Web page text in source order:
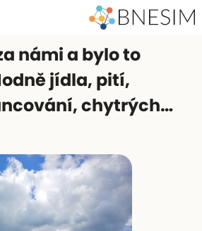
námi a bylo to
jídla, pití,
chytrých…